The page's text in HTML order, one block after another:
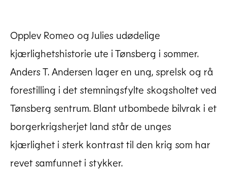
Opplev Romeo og Julies udødelige
kjærlighetshistorie ute i Tønsberg i sommer.
Anders T. Andersen lager en ung, sprelsk og rå
forestilling i det stemningsfylte skogsholtet ved
Tønsberg sentrum. Blant utbombede bilvrak i et
borgerkrigsherjet land står de unges
kjærlighet i sterk kontrast til den krig som har
revet samfunnet i stykker.
Romeo og Julie